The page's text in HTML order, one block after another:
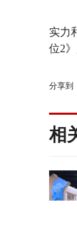
实力
位2
分享到
相